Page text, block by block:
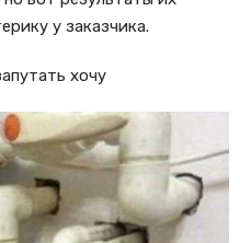
у заказчика.
хочу